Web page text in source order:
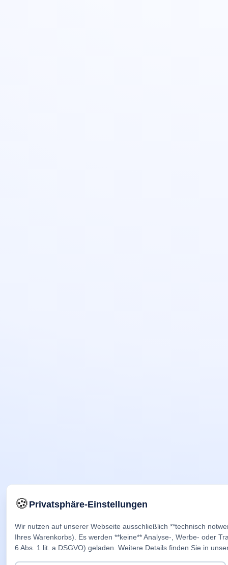
🍪Privatsphäre-Einstellungen
Wir nutzen auf unserer Webseite ausschließlich **technisch
Ihres Warenkorbs). Es werden **keine** Analyse-, Werbe- oder
6 Abs. 1 lit. a DSGVO) geladen. Weitere Details finden Sie in